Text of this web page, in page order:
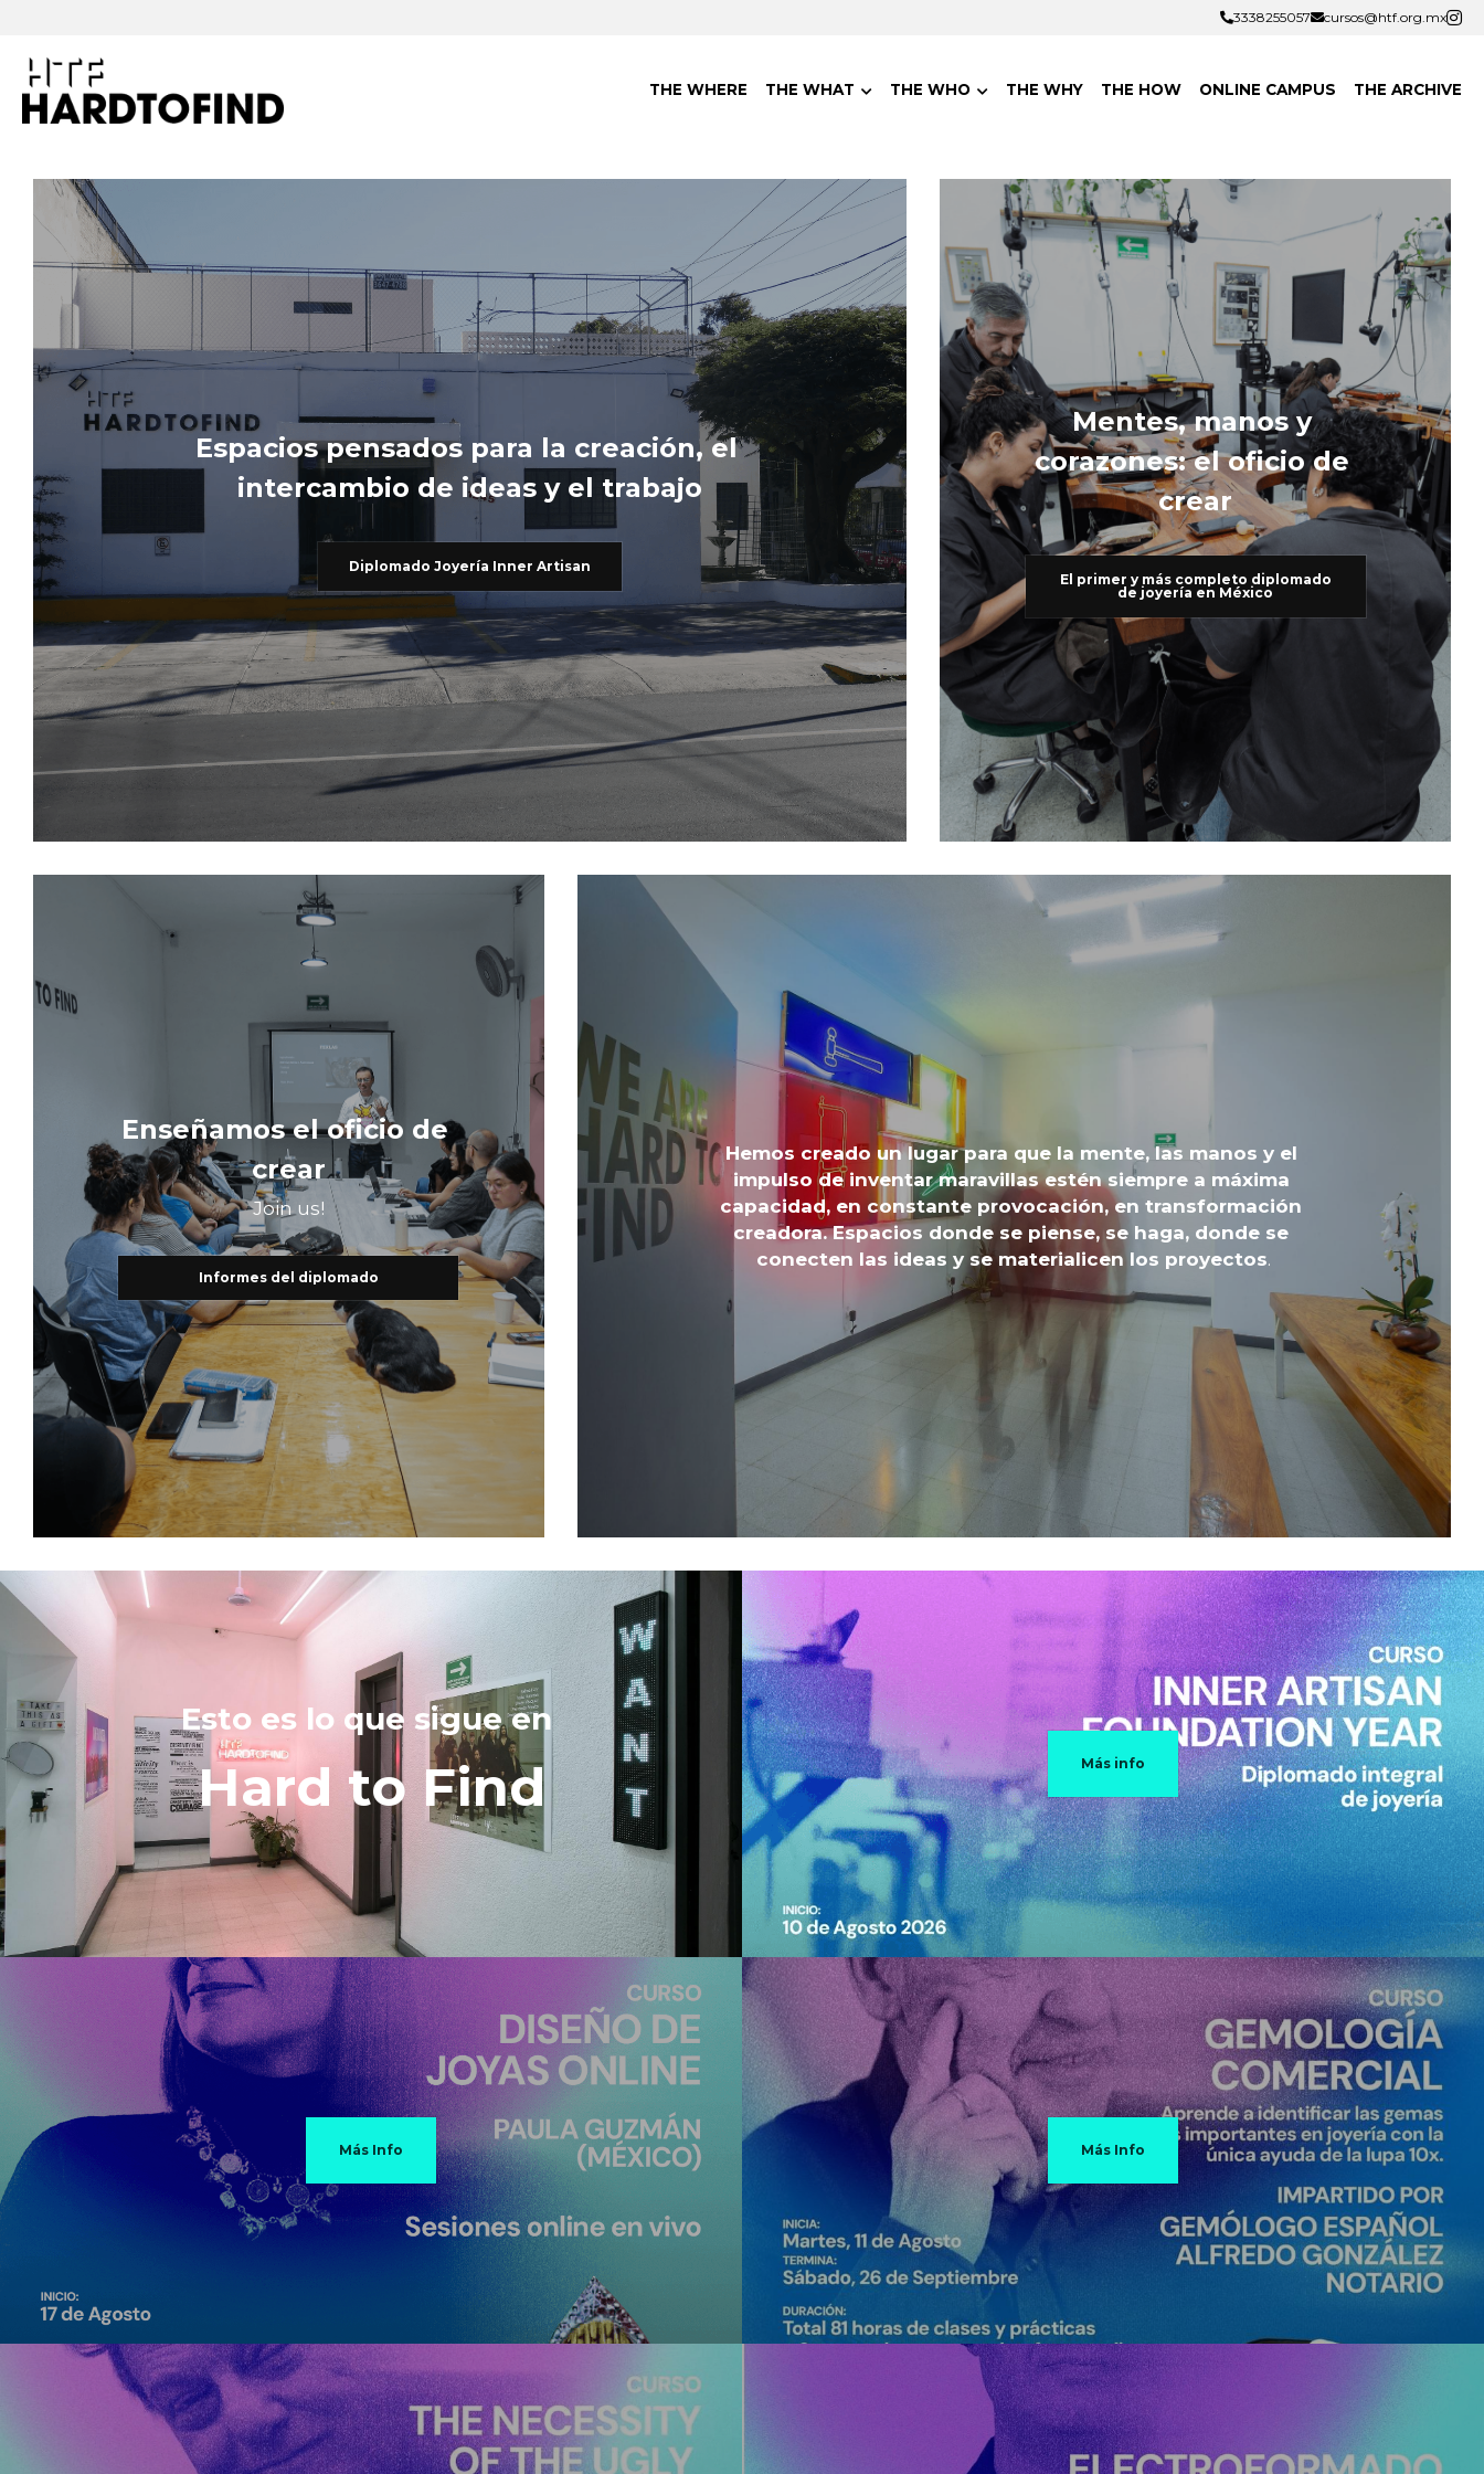
3338255057 cursos@htf.org.mx
3338255057 cursos@htf.org.mx
THE WHERE THE WHAT THE WHO THE WHY THE HOW ONLINE CAMPUS THE ARCHIVE
Espacios pensados para la creación, el
intercambio de ideas y el trabajo
Diplomado Joyería Inner Artisan
Mentes, manos y
corazones: el oficio de
crear
El primer y más completo diplomado
de joyería en México
Enseñamos el oficio de
crear
Join us!
Informes del diplomado
Hemos creado un lugar para que la mente, las manos y el
impulso de inventar maravillas estén siempre a máxima
capacidad, en constante provocación, en transformación
creadora. Espacios donde se piense, se haga, donde se
conecten las ideas y se materialicen los proyectos.
Esto es lo que sigue en
Hard to Find Más info
Más Info Más Info